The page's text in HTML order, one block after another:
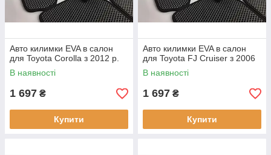
Авто килимки EVA в салон
для Toyota Corolla з 2012 р.
В наявності
1 697 ₴
Купити
Авто килимки EVA в салон
для Toyota FJ Cruiser з 2006
В наявності
1 697 ₴
Купити